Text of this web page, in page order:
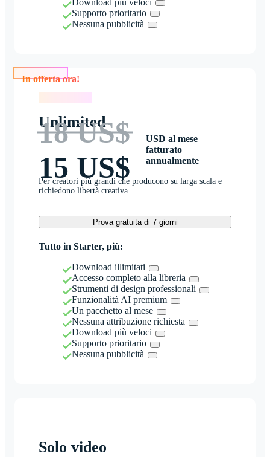
Download più veloci
Supporto prioritario
Nessuna pubblicità
Unlimited
18 US$
15 US$
USD al mese
fatturato
annualmente
Per creatori più grandi che producono su larga scala e
richiedono libertà creativa
Prova gratuita di 7 giorni
Tutto in Starter, più:
Download illimitati
Accesso completo alla libreria
Strumenti di design professionali
Funzionalità AI premium
Un pacchetto al mese
Nessuna attribuzione richiesta
Download più veloci
Supporto prioritario
Nessuna pubblicità
Solo video